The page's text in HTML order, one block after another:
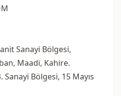
Sanayi Bölgesi,
Maadi, Kahire.
Sanayi Bölgesi, 15 Mayıs